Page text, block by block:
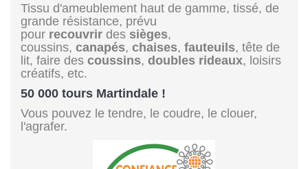
Tissu d'ameublement haut de gamme, tissé, de
grande résistance, prévu
pour recouvrir des sièges,
coussins, canapés, chaises, fauteuils, tête de
lit, faire des coussins, doubles rideaux, loisirs
créatifs, etc.
50 000 tours Martindale !
Vous pouvez le tendre, le coudre, le clouer,
l'agrafer.